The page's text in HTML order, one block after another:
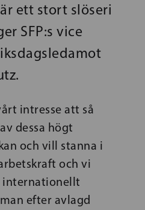
ett stort slöseri
SFP:s vice
intresse att så
dessa högt
och vill stanna i
och vi
internationellt
efter avlagd